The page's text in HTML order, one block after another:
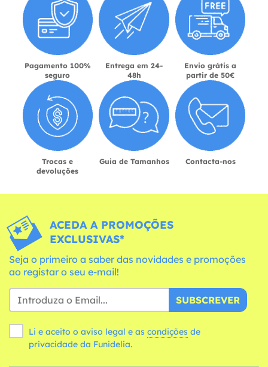
Pagamento 100%
seguro
Entrega em 24-
48h
Envio grátis a
partir de 50€
Trocas e
devoluções
Guia de Tamanhos Contacta-nos
ACEDA A PROMOÇÕES
EXCLUSIVAS*
Seja o primeiro a saber das novidades e promoções
ao registar o seu e-mail!
SUBSCREVER
Li e aceito o aviso legal e as condições
privacidade da Funidelia.